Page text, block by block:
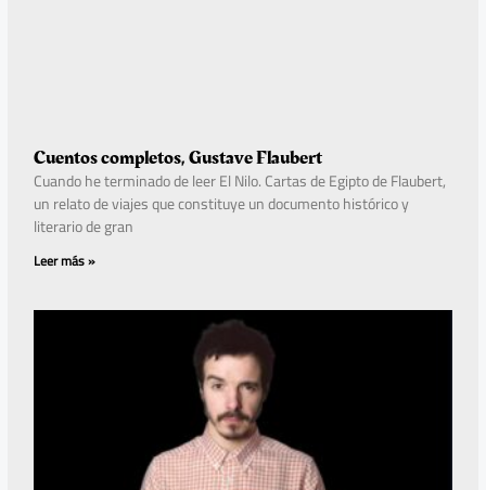
Cuentos completos, Gustave Flaubert
Cuando he terminado de leer El Nilo. Cartas de Egipto de Flaubert,
un relato de viajes que constituye un documento histórico y
literario de gran
Leer más »